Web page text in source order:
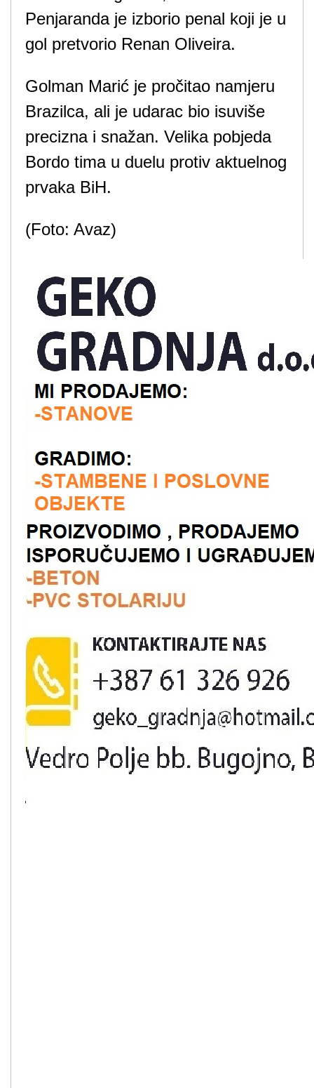
Penjaranda je izborio penal koji je u
gol pretvorio Renan Oliveira.
Golman Marić je pročitao namjeru
Brazilca, ali je udarac bio isuviše
precizna i snažan. Velika pobjeda
Bordo tima u duelu protiv aktuelnog
prvaka BiH.
(Foto: Avaz)